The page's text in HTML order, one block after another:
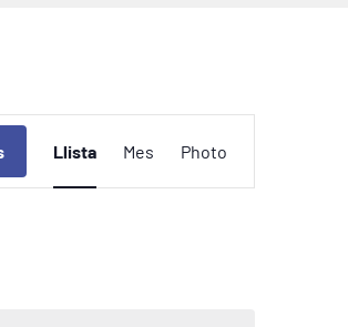
de
visualitzacions
Llista Mes Photo